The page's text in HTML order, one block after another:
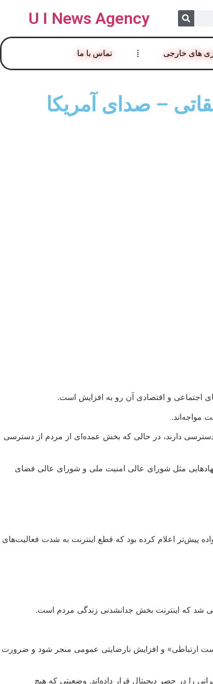
U I News Agency
های خارجی تماس با ما
اجتماعی و اقتصادی آن رو به افزایش است.
دارند، در حالی که بخش عمده‌ای از مردم از دسترسی
مثل شورای عالی امنیت ملی و شورای عالی فضای
پیش‌تر اعلام کرده بود که قطع اینترنت به ‌شدت فعالیت‌های
شد که اینترنت بخش جدانشدنی زندگی مردم است.
ارتباطی» و افزایش نارضایتی عمومی منجر شود و ضرورت
تأکید می‌کنند، اما از دیگر سو، بیش از ۷۵ روز است که شهروندان ایرانی را در حصر دیجیتال قرار داده‌اند. وضعیتی که هیچ